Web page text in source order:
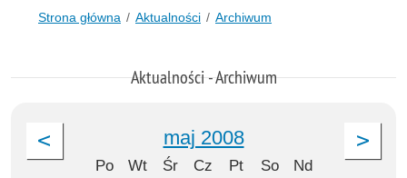
Strona główna Aktualności Archiwum
Aktualności - Archiwum
maj 2008
Po Wt Śr Cz Pt So
Nd